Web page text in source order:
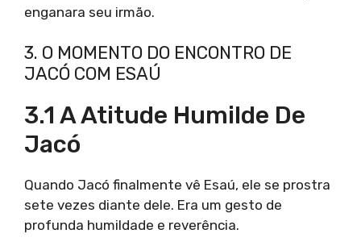
enganara seu irmão.
3. O MOMENTO DO ENCONTRO DE
JACÓ COM ESAÚ
3.1 A Atitude Humilde De
Jacó
Quando Jacó finalmente vê Esaú, ele se prostra
sete vezes diante dele. Era um gesto de
profunda humildade e reverência.